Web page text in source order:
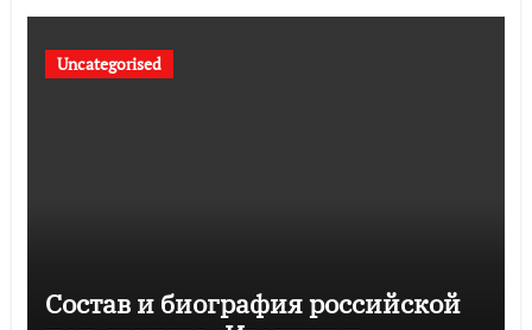
Uncategorised
Состав и биография российской